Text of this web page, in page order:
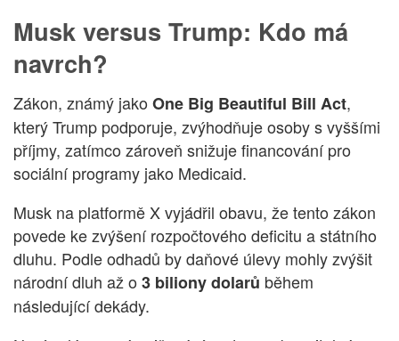
Musk versus Trump: Kdo má
navrch?
Zákon, známý jako One Big Beautiful Bill Act,
který Trump podporuje, zvýhodňuje osoby s vyššími
příjmy, zatímco zároveň snižuje financování pro
sociální programy jako Medicaid.
Musk na platformě X vyjádřil obavu, že tento zákon
povede ke zvýšení rozpočtového deficitu a státního
dluhu. Podle odhadů by daňové úlevy mohly zvýšit
národní dluh až o 3 biliony dolarů během
následující dekády.